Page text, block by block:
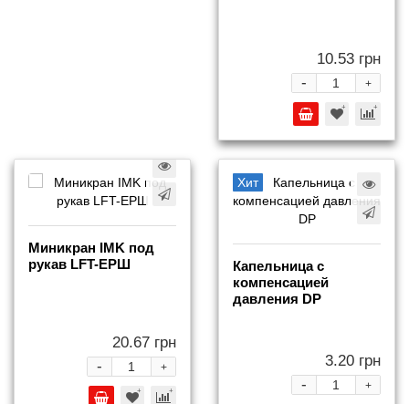
10.53 грн
+
-
Миникран IMK под
рукав LFT-ЕРШ
20.67 грн
+
-
Хит
Капельница с
компенсацией
давления DP
3.20 грн
+
-